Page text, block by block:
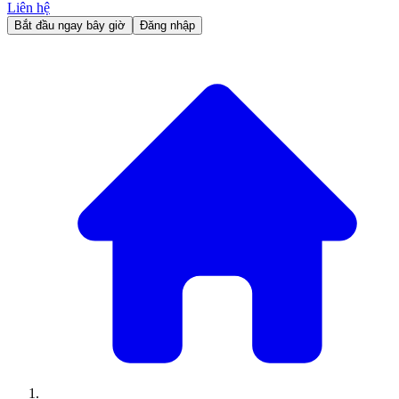
Liên hệ
Bắt đầu ngay bây giờ Đăng nhập